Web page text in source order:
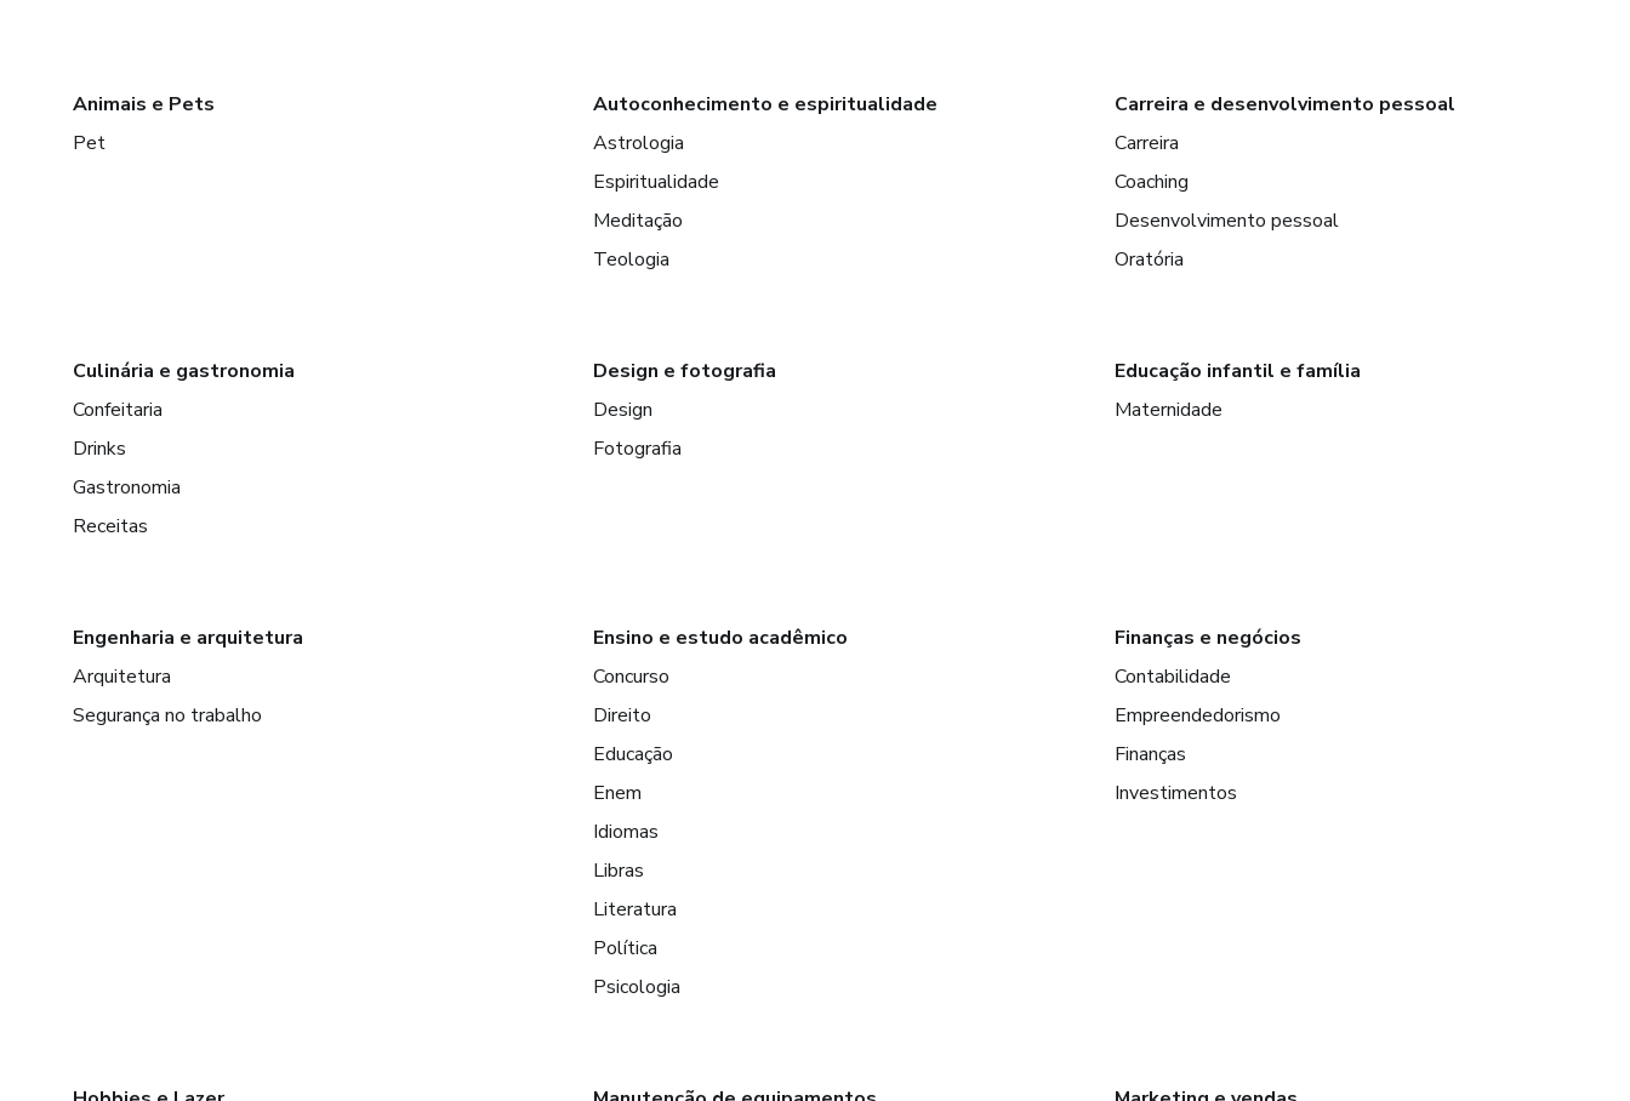
Animais e Pets
Pet
Autoconhecimento e espiritualidade
Astrologia
Espiritualidade
Meditação
Teologia
Carreira e desenvolvimento pessoal
Carreira
Coaching
Desenvolvimento pessoal
Oratória
Culinária e gastronomia
Confeitaria
Drinks
Gastronomia
Receitas
Design e fotografia
Design
Fotografia
Educação infantil e família
Maternidade
Engenharia e arquitetura
Arquitetura
Segurança no trabalho
Ensino e estudo acadêmico
Concurso
Direito
Educação
Enem
Idiomas
Libras
Literatura
Política
Psicologia
Finanças e negócios
Contabilidade
Empreendedorismo
Finanças
Investimentos